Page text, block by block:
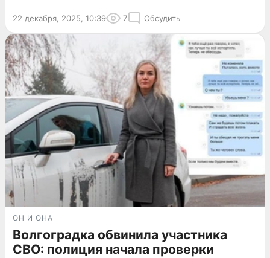
22 декабря, 2025, 10:39 7 Обсудить
ОН И ОНА
Волгоградка обвинила участника
СВО: полиция начала проверки